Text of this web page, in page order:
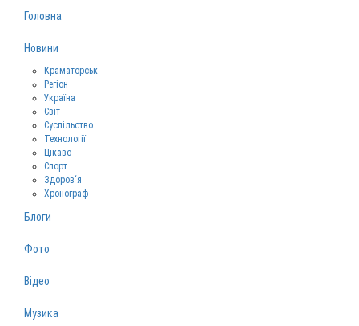
Головна
Новини
Краматорськ
Регіон
Україна
Світ
Суспільство
Технології
Цікаво
Спорт
Здоров‘я
Хронограф
Блоги
Фото
Відео
Музика